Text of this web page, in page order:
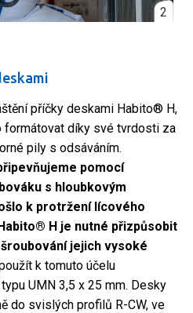
2
příčky deskami Habito® H,
formátovat díky své tvrdosti za
pily s odsáváním.
pomocí
s hloubkovým
k protržení lícového
H je nutné přizpůsobit
jejich vysoké
k tomuto účelu
UMN 3,5 x 25 mm. Desky
do svislých profilů R-CW, ve